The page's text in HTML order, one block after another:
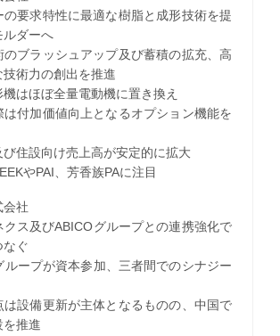
求特性に最適な樹脂と成形技術を提
ルダーへ
ラッシュアップ及び蓄積の拡充、高
術力の創出を推進
ほぼ全量電動機に置き換え
加価値向上となるオプション機能を
設向け売上高が安定的に拡大
やPAI、芳香族PAに注目
会社
及びABICOグループとの連携強化で
なぐ
ープが資本参加、三者間でのシナジー
備更新が主体となるものの、中国で
を推進